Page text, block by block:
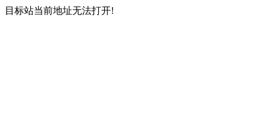
目标站当前地址无法打开!